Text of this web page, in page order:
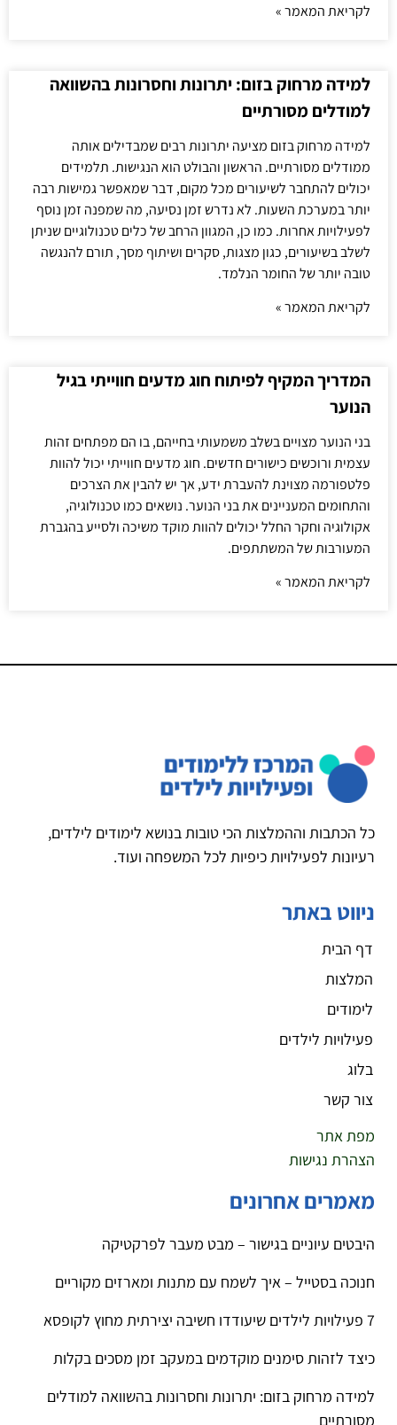
לקריאת המאמר »
למידה מרחוק בזום: יתרונות וחסרונות בהשוואה
למודלים מסורתיים
למידה מרחוק בזום מציעה יתרונות רבים שמבדילים אותה
ממודלים מסורתיים. הראשון והבולט הוא הנגישות. תלמידים
יכולים להתחבר לשיעורים מכל מקום, דבר שמאפשר גמישות רבה
יותר במערכת השעות. לא נדרש זמן נסיעה, מה שמפנה זמן נוסף
לפעילויות אחרות. כמו כן, המגוון הרחב של כלים טכנולוגיים שניתן
לשלב בשיעורים, כגון מצגות, סקרים ושיתוף מסך, תורם להנגשה
טובה יותר של החומר הנלמד.
לקריאת המאמר »
המדריך המקיף לפיתוח חוג מדעים חווייתי בגיל
הנוער
בני הנוער מצויים בשלב משמעותי בחייהם, בו הם מפתחים זהות
עצמית ורוכשים כישורים חדשים. חוג מדעים חווייתי יכול להוות
פלטפורמה מצוינת להעברת ידע, אך יש להבין את הצרכים
והתחומים המעניינים את בני הנוער. נושאים כמו טכנולוגיה,
אקולוגיה וחקר החלל יכולים להוות מוקד משיכה ולסייע בהגברת
המעורבות של המשתתפים.
לקריאת המאמר »
כל הכתבות וההמלצות הכי טובות בנושא לימודים לילדים,
רעיונות לפעילויות כיפיות לכל המשפחה ועוד.
ניווט באתר
דף הבית
המלצות
לימודים
פעילויות לילדים
בלוג
צור קשר
מפת אתר
הצהרת נגישות
מאמרים אחרונים
היבטים עיוניים בגישור – מבט מעבר לפרקטיקה
חנוכה בסטייל – איך לשמח עם מתנות ומארזים מקוריים
7 פעילויות לילדים שיעודדו חשיבה יצירתית מחוץ לקופסא
כיצד לזהות סימנים מוקדמים במעקב זמן מסכים בקלות
למידה מרחוק בזום: יתרונות וחסרונות בהשוואה למודלים
מסורתיים